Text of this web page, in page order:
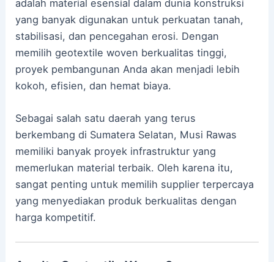
adalah material esensial dalam dunia konstruksi
yang banyak digunakan untuk perkuatan tanah,
stabilisasi, dan pencegahan erosi. Dengan
memilih geotextile woven berkualitas tinggi,
proyek pembangunan Anda akan menjadi lebih
kokoh, efisien, dan hemat biaya.
Sebagai salah satu daerah yang terus
berkembang di Sumatera Selatan, Musi Rawas
memiliki banyak proyek infrastruktur yang
memerlukan material terbaik. Oleh karena itu,
sangat penting untuk memilih supplier terpercaya
yang menyediakan produk berkualitas dengan
harga kompetitif.